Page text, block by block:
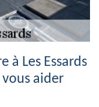
à Les Essards
aider